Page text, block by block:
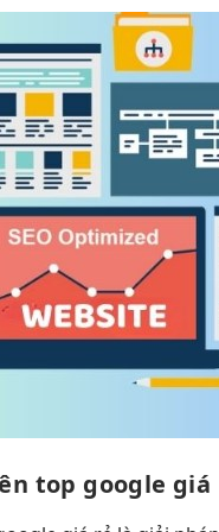
top google giá